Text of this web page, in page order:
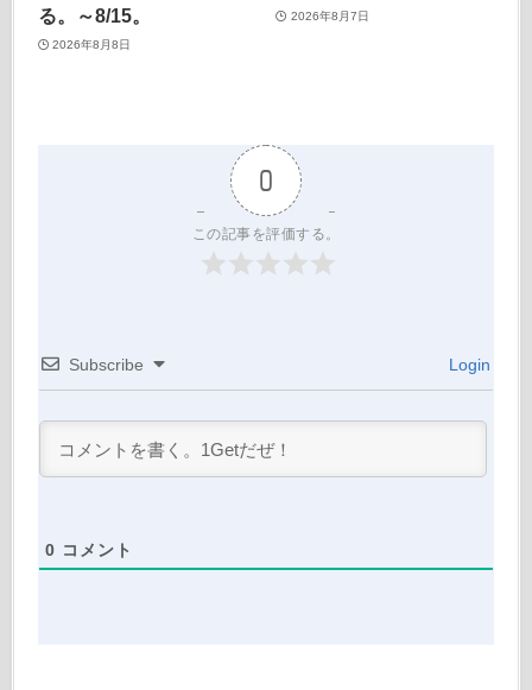
る。～8/15。
2026年8月8日
2026年8月7日
0
この記事を評価する。
Subscribe Login
0 コメント